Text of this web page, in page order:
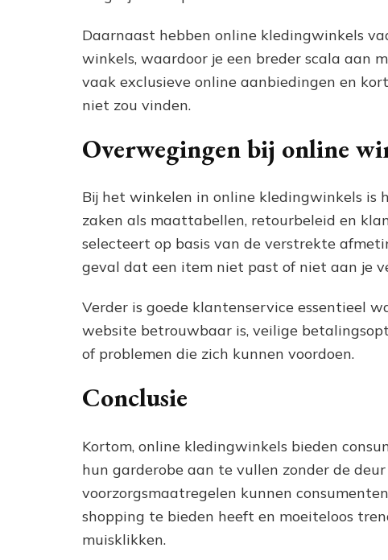
Daarnaast hebben online kledingwinkels
winkels, waardoor je een breder scala aan
vaak exclusieve online aanbiedingen en
niet zou vinden.
Overwegingen bij online
Bij het winkelen in online kledingwinkels is
zaken als maattabellen, retourbeleid en
selecteert op basis van de verstrekte
geval dat een item niet past of niet aan je
Verder is goede klantenservice essentieel
website betrouwbaar is, veilige
of problemen die zich kunnen voordoen.
Conclusie
Kortom, online kledingwinkels bieden
hun garderobe aan te vullen zonder de
voorzorgsmaatregelen kunnen
shopping te bieden heeft en moeiteloos
muisklikken.